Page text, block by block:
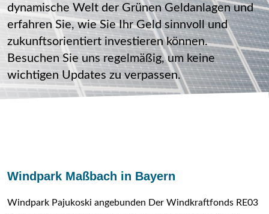
dynamische Welt der Grünen Geldanlagen und
erfahren Sie, wie Sie Ihr Geld sinnvoll und
zukunftsorientiert investieren können.
Besuchen Sie uns regelmäßig, um keine
wichtigen Updates zu verpassen.
Windpark Maßbach in Bayern
Windpark Pajukoski angebunden Der Windkraftfonds RE03